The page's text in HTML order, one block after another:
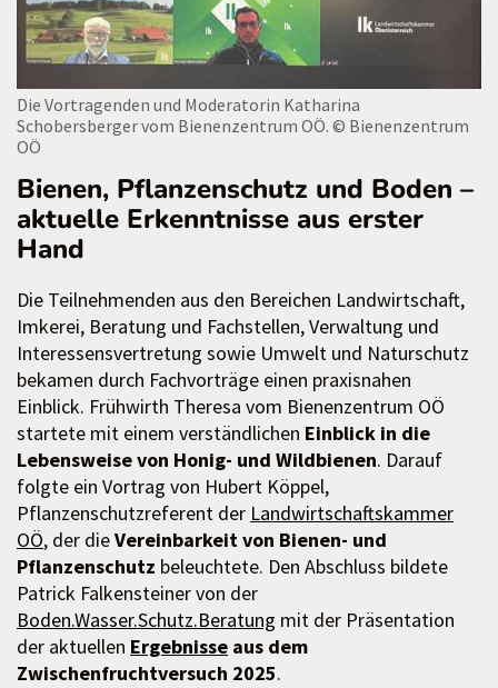
Die Vortragenden und Moderatorin Katharina
Schobersberger vom Bienenzentrum OÖ. © Bienenzentrum
OÖ
Bienen, Pflanzenschutz und Boden –
aktuelle Erkenntnisse aus erster
Hand
Die Teilnehmenden aus den Bereichen Landwirtschaft,
Imkerei, Beratung und Fachstellen, Verwaltung und
Interessensvertretung sowie Umwelt und Naturschutz
bekamen durch Fachvorträge einen praxisnahen
Einblick. Frühwirth Theresa vom Bienenzentrum OÖ
startete mit einem verständlichen Einblick in die
Lebensweise von Honig- und Wildbienen. Darauf
folgte ein Vortrag von Hubert Köppel,
Pflanzenschutzreferent der Landwirtschaftskammer
OÖ, der dieVereinbarkeit von Bienen- und
Pflanzenschutz beleuchtete. Den Abschluss bildete
Patrick Falkensteiner von der
Boden.Wasser.Schutz.Beratung mit der Präsentation
der aktuellen Ergebnisse aus dem
Zwischenfruchtversuch 2025.